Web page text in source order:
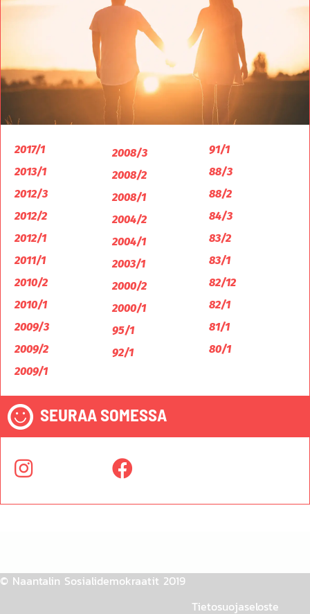
2017/1
2013/1
2012/3
2012/2
2012/1
2011/1
2010/2
2010/1
2009/3
2009/2
2009/1
2008/3
2008/2
2008/1
2004/2
2004/1
2003/1
2000/2
2000/1
95/1
92/1
91/1
88/3
88/2
84/3
83/2
83/1
82/12
82/1
81/1
80/1
SEURAA SOMESSA
© Naantalin Sosialidemokraatit 2019
Tietosuojaseloste